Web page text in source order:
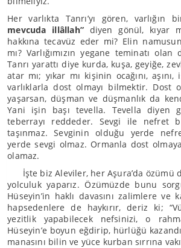
Her varlıkta Tanrı’yı gören,
mevcuda illâllah” diyen gönül, kıyar
hakkına tecavüz eder mi? Elin
mı? Varlığımızın yegane teminatı
Tanrı yarattı diye kurda, kuşa, geyiğe,
atar mı; yıkar mı kişinin ocağını,
varlıklarla dost olmayı bilmektir. Dost
yaşarsan, düşman ve düşmanlık da
Yani işin başı tevella. Tevella diyen
teberrayı reddeder. Sevgi ile nefret
taşınmaz. Sevginin olduğu yerde
yerde sevgi olmaz. Ormanla dost
olamaz.
İşte biz Aleviler, her Aşura’da özümü
yolculuk yaparız. Özümüzde bunu
Hüseyin’in haklı davasını zalimlere ve
hapsedenlere de haykırır, deriz ki;
yezitlik yapabilecek nefsinizi, o
Hüseyin’e boyun eğdirip, hürlüğü
manasını bilin ve yüce kurban sırrına